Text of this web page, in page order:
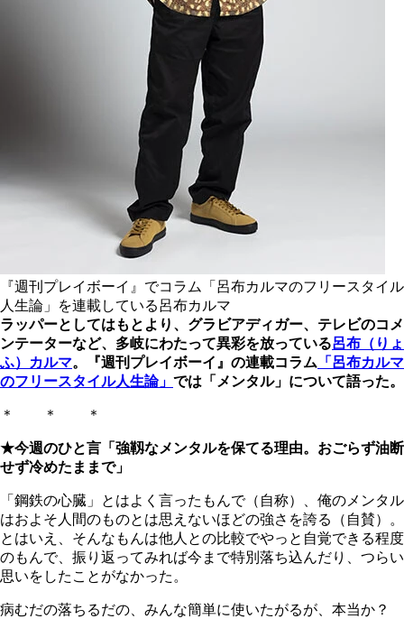
『週刊プレイボーイ』でコラム「呂布カルマのフリースタイル
人生論」を連載している呂布カルマ
ラッパーとしてはもとより、グラビアディガー、テレビのコメ
ンテーターなど、多岐にわたって異彩を放っている呂布（りょ
ふ）カルマ。『週刊プレイボーイ』の連載コラム 「呂布カルマ
のフリースタイル人生論」 では「メンタル」について語った。
＊ ＊ ＊
★今週のひと言「強靱なメンタルを保てる理由。おごらず油断
せず冷めたままで」
「鋼鉄の心臓」とはよく言ったもんで（自称）、俺のメンタル
はおよそ人間のものとは思えないほどの強さを誇る（自賛）。
とはいえ、そんなもんは他人との比較でやっと自覚できる程度
のもんで、振り返ってみれば今まで特別落ち込んだり、つらい
思いをしたことがなかった。
病むだの落ちるだの、みんな簡単に使いたがるが、本当か？